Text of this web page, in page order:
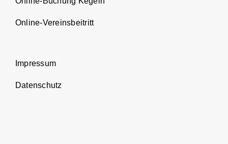
Online-Vereinsbeitritt
Impressum
Datenschutz